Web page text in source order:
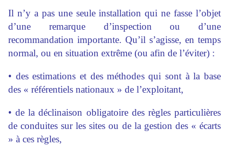
Il n’y a pas une seule installation qui ne fasse l’objet
d’une remarque d’inspection ou d’une
recommandation importante. Qu’il s’agisse, en temps
normal, ou en situation extrême (ou afin de l’éviter) :
• des estimations et des méthodes qui sont à la base
des « référentiels nationaux » de l’exploitant,
• de la déclinaison obligatoire des règles particulières
de conduites sur les sites ou de la gestion des « écarts
» à ces règles,